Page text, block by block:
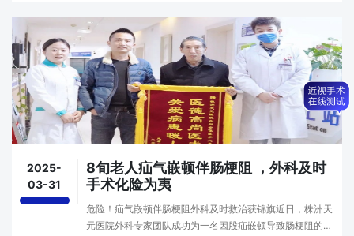
2025-
03-31
8旬老人疝气嵌顿伴肠梗阻 ，外科及时
手术化险为夷
危险！疝气嵌顿伴肠梗阻外科及时救治获锦旗近日，株洲天
元医院外科专家团队成功为一名因股疝嵌顿导致肠梗阻的高